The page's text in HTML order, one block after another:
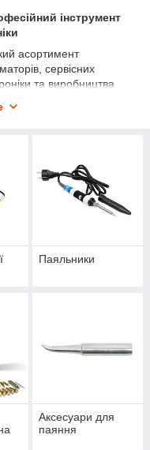
інструмент
асортимент
сервісних
та виробництва.
та аксесуари
пайки
, стабільну
, що особливо важливо
Пaяльники
Аксесуари для
паяння